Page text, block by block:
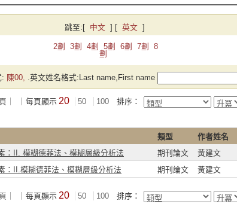
跳至: [ 中文 ] [ 英文 ]
2劃 3劃 4劃 5劃 6劃 7劃
8
劃
: 陳00, .英文姓名格式:Last name,First name
頁｜ ｜每頁顯示 20 50 100 排序：
類型 作者姓名
：II. 模糊德菲法、模糊層級分析法 期刊論文 黃建文
：II.模糊德菲法、模糊層級分析法 期刊論文 黃建文
頁｜ ｜每頁顯示 20 50 100 排序：